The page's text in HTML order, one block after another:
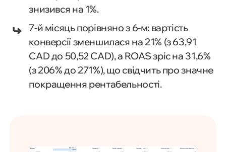
знизився на 1%.
7-й місяць порівняно з 6-м: вартість
конверсії зменшилася на 21% (з 63,91
CAD до 50,52 CAD), а ROAS зріс на 31,6%
(з 206% до 271%), що свідчить про значне
покращення рентабельності.